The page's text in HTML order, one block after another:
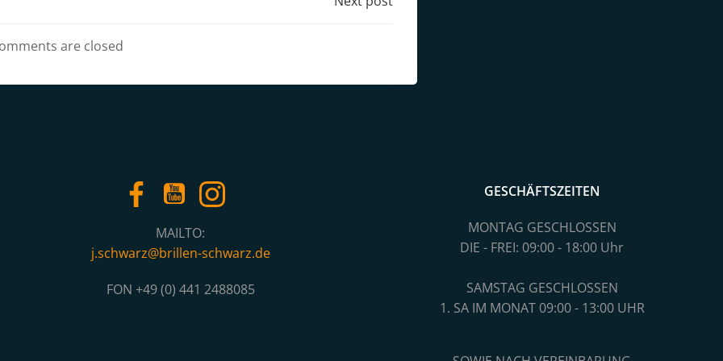
navigation
are closed
MAILTO:
j.schwarz@brillen-schwarz.de
FON +49 (0) 441 2488085
GESCHÄFTSZEITEN
MONTAG GESCHLOSSEN
DIE - FREI: 09:00 - 18:00 Uhr
SAMSTAG GESCHLOSSEN
1. SA IM MONAT 09:00 - 13:00 UHR